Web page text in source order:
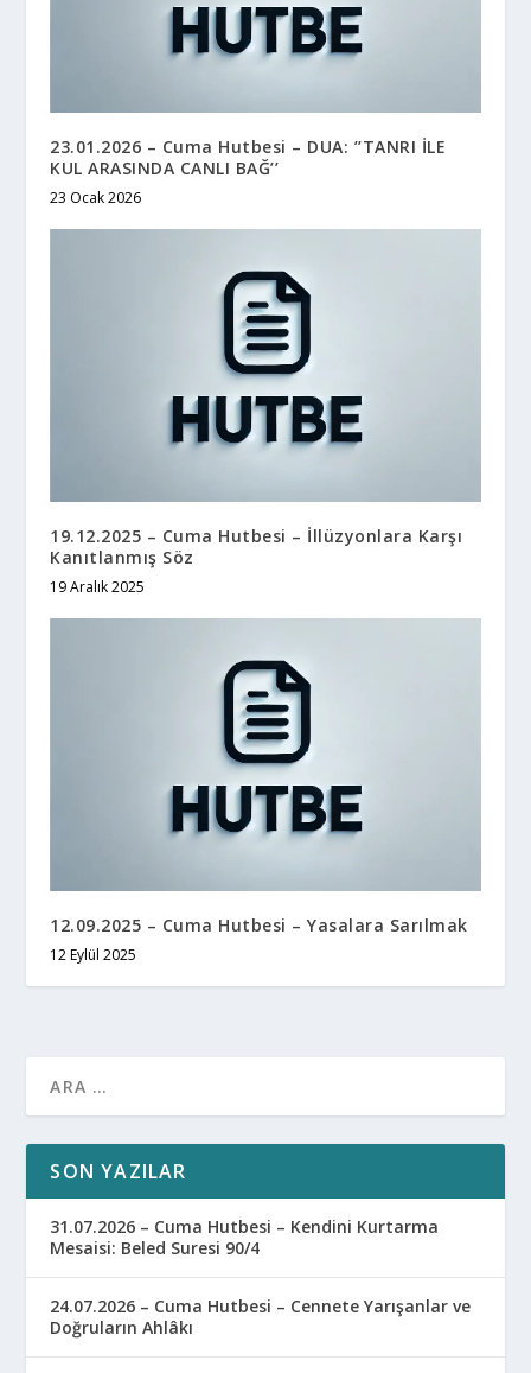
23.01.2026 – Cuma Hutbesi – DUA: ’’TANRI İLE
KUL ARASINDA CANLI BAĞ’’
23 Ocak 2026
19.12.2025 – Cuma Hutbesi – İllüzyonlara Karşı
Kanıtlanmış Söz
19 Aralık 2025
12.09.2025 – Cuma Hutbesi – Yasalara Sarılmak
12 Eylül 2025
SON YAZILAR
31.07.2026 – Cuma Hutbesi – Kendini Kurtarma
Mesaisi: Beled Suresi 90/4
24.07.2026 – Cuma Hutbesi – Cennete Yarışanlar ve
Doğruların Ahlâkı